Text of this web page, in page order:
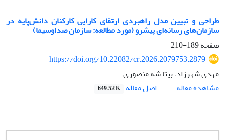
طراحی و تبیین مدل راهبردی ارتقای کارایی کارکنان دانش‌پایه در
سازمان‌های رسانه‌ای پیشرو (مورد مطالعه: سازمان صداوسیما)
صفحه189-210
https://doi.org/10.22082/cr.2026.2079753.2879
مهدی شهرزاد، بیتا شه منصوری
مشاهده مقاله
اصل مقاله 649.52 K